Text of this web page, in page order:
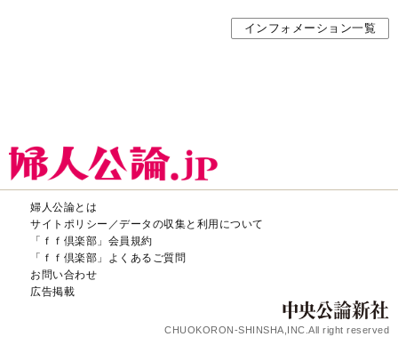
インフォメーション一覧
婦人公論とは
サイトポリシー／データの収集と利用について
「ｆｆ倶楽部」会員規約
「ｆｆ倶楽部」よくあるご質問
お問い合わせ
広告掲載
CHUOKORON-SHINSHA,INC.All right reserved